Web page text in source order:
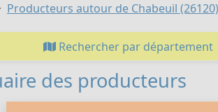
Producteurs autour de Chabeuil (26120)
Rechercher par département
des producteurs